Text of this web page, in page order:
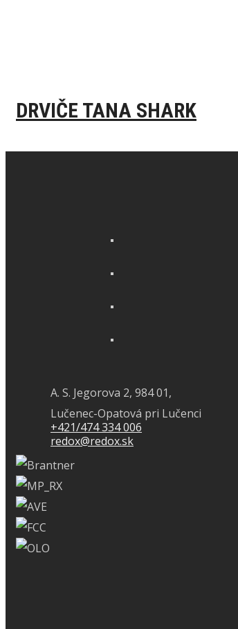
DRVIČE TANA SHARK
A. S. Jegorova 2, 984 01,
Lučenec-Opatová pri Lučenci
+421/474 334 006
redox@redox.sk